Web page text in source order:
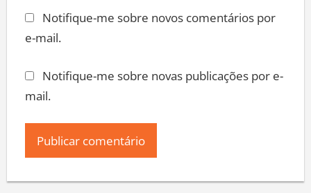
Notifique-me sobre novos comentários por
e-mail.
Notifique-me sobre novas publicações por e-
mail.